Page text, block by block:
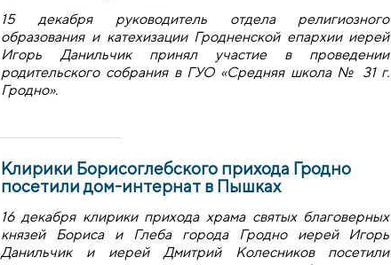
15 декабря руководитель отдела религиозного
образования и катехизации Гродненской епархии иерей
Игорь Данильчик принял участие в проведении
родительского собрания в ГУО «Средняя школа № 31 г.
Гродно».
Клирики Борисоглебского прихода Гродно
посетили дом-интернат в Пышках
16 декабря клирики прихода храма святых благоверных
князей Бориса и Глеба города Гродно иерей Игорь
Данильчик и иерей Дмитрий Колесников посетили